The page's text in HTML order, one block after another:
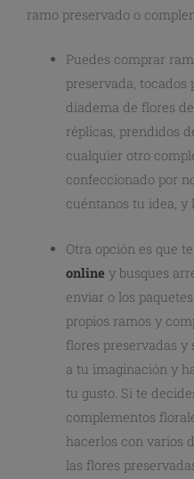
ramo preservado o
Puedes comprar
preservada, tocados
diadema de flores
réplicas, prendidos
cualquier otro
confeccionado por
cuéntanos tu idea, y
Otra opción es que
online y busques
enviar o los
propios ramos y
flores preservadas y
a tu imaginación y
tu gusto. Si te
complementos
hacerlos con varios
las flores